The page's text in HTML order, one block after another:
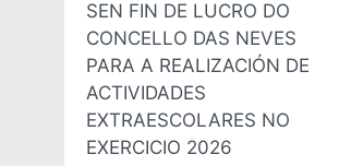
SEN FIN DE LUCRO DO
CONCELLO DAS NEVES
PARA A REALIZACIÓN DE
ACTIVIDADES
EXTRAESCOLARES NO
EXERCICIO 2026